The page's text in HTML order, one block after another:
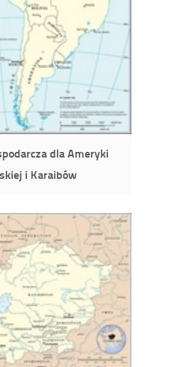
dla Ameryki
i Karaibów